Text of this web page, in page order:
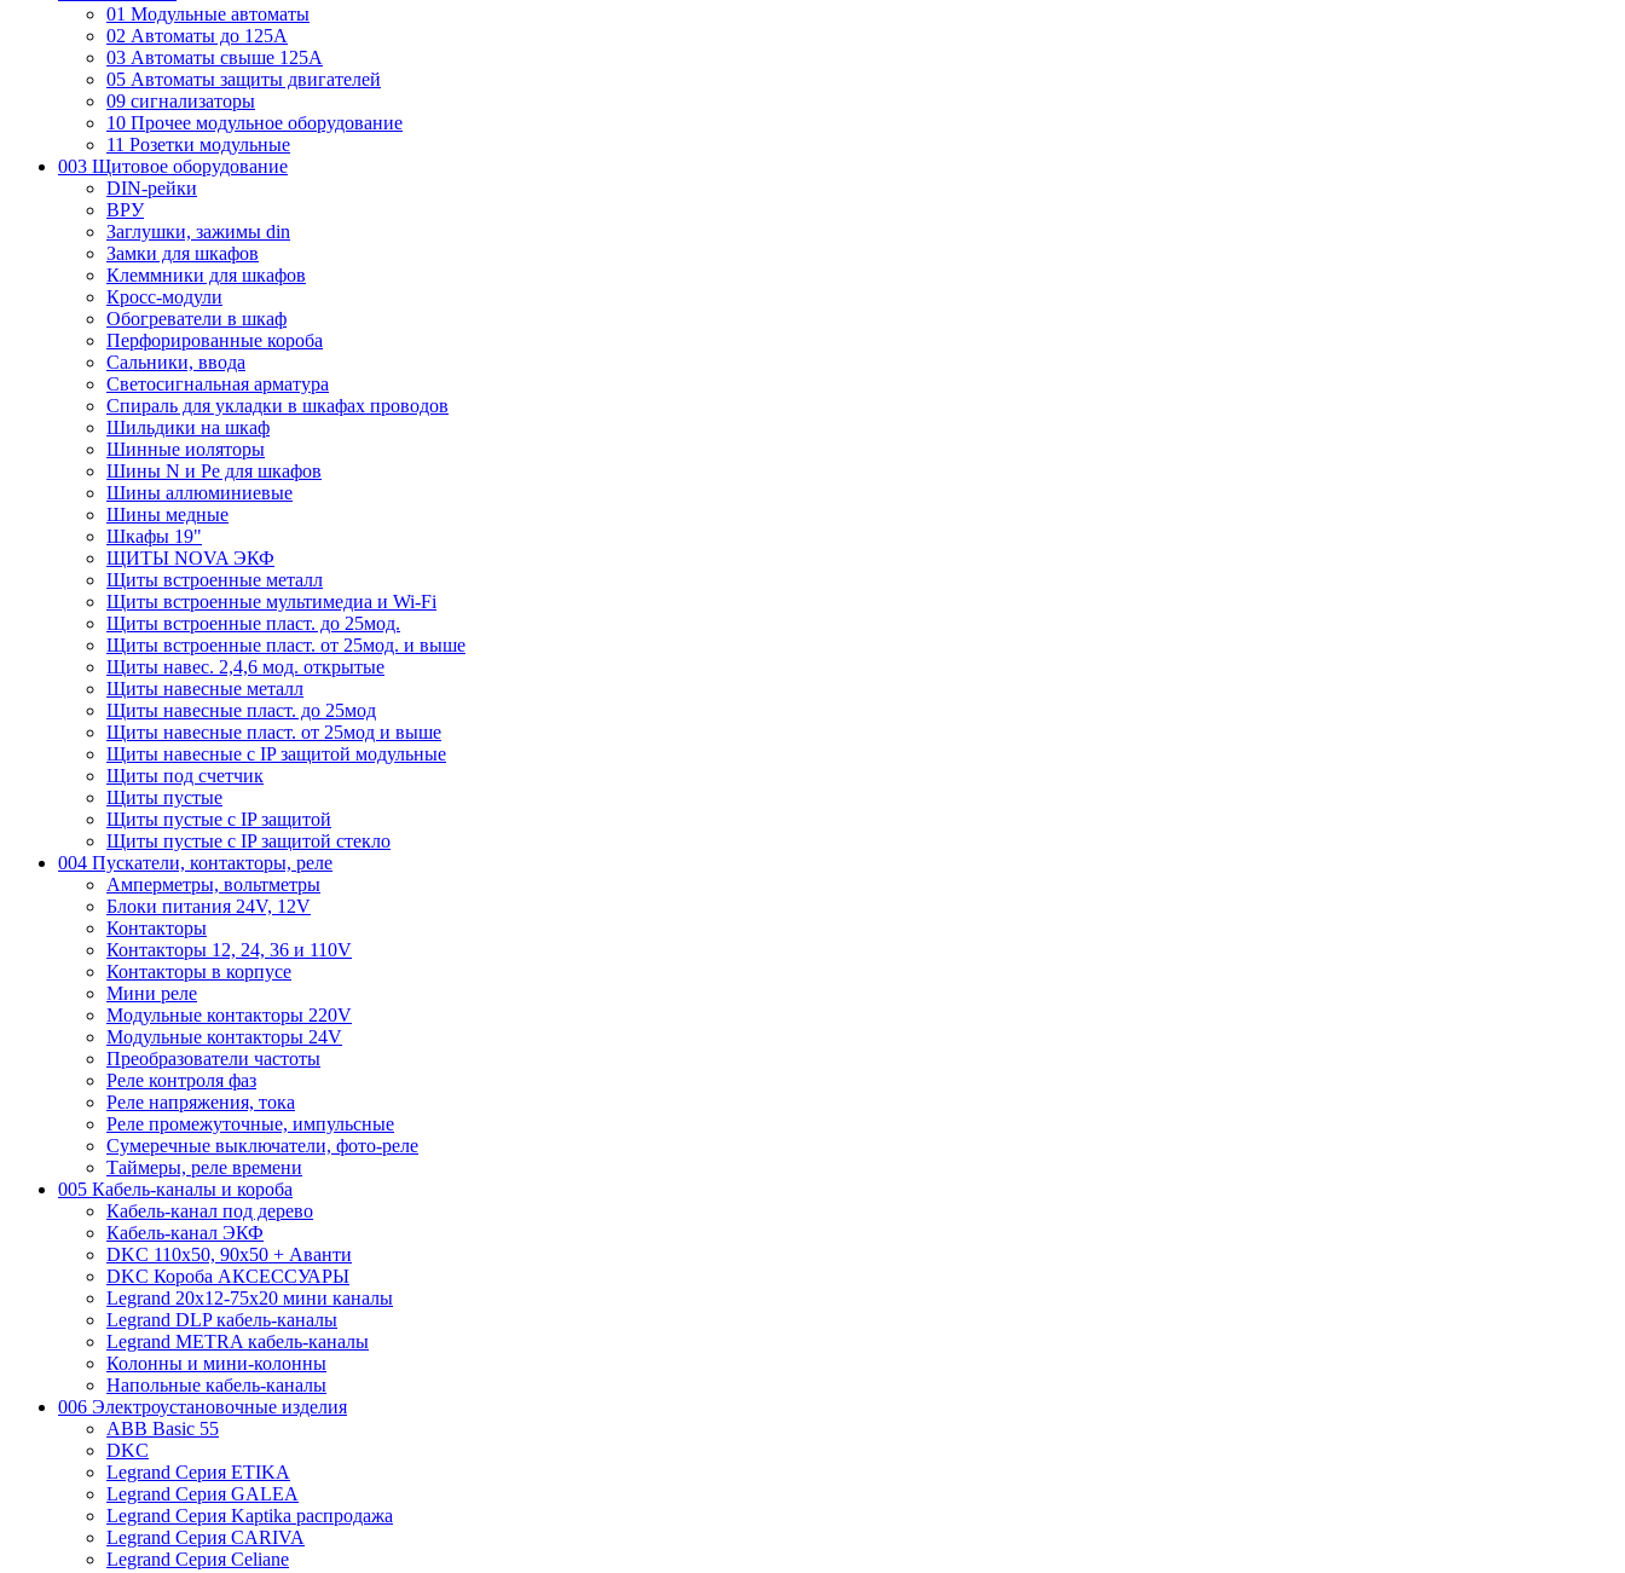
01 Модульные автоматы
02 Автоматы до 125А
03 Автоматы свыше 125А
05 Автоматы защиты двигателей
09 сигнализаторы
10 Прочее модульное оборудование
11 Розетки модульные
003 Щитовое оборудование
DIN-рейки
ВРУ
Заглушки, зажимы din
Замки для шкафов
Клеммники для шкафов
Кросс-модули
Обогреватели в шкаф
Перфорированные короба
Сальники, ввода
Светосигнальная арматура
Спираль для укладки в шкафах проводов
Шильдики на шкаф
Шинные иоляторы
Шины N и Pe для шкафов
Шины аллюминиевые
Шины медные
Шкафы 19"
ЩИТЫ NOVA ЭКФ
Щиты встроенные металл
Щиты встроенные мультимедиа и Wi-Fi
Щиты встроенные пласт. до 25мод.
Щиты встроенные пласт. от 25мод. и выше
Щиты навес. 2,4,6 мод. открытые
Щиты навесные металл
Щиты навесные пласт. до 25мод
Щиты навесные пласт. от 25мод и выше
Щиты навесные с IP защитой модульные
Щиты под счетчик
Щиты пустые
Щиты пустые с IP защитой
Щиты пустые с IP защитой стекло
004 Пускатели, контакторы, реле
Амперметры, вольтметры
Блоки питания 24V, 12V
Контакторы
Контакторы 12, 24, 36 и 110V
Контакторы в корпусе
Мини реле
Модульные контакторы 220V
Модульные контакторы 24V
Преобразователи частоты
Реле контроля фаз
Реле напряжения, тока
Реле промежуточные, импульсные
Сумеречные выключатели, фото-реле
Таймеры, реле времени
005 Кабель-каналы и короба
Кабель-канал под дерево
Кабель-канал ЭКФ
DKC 110х50, 90х50 + Аванти
DKC Короба АКСЕССУАРЫ
Legrand 20х12-75х20 мини каналы
Legrand DLP кабель-каналы
Legrand METRA кабель-каналы
Колонны и мини-колонны
Напольные кабель-каналы
006 Электроустановочные изделия
ABB Basic 55
DKC
Legrand Серия ETIKA
Legrand Серия GALEA
Legrand Серия Kaptika распродажа
Legrand Серия CARIVA
Legrand Серия Celiane